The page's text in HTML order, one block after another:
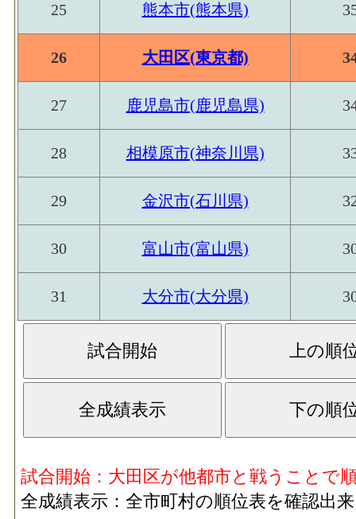
25 熊本市(熊本県)
26 大田区(東京都)
27 鹿児島市(鹿児島県)
28 相模原市(神奈川県)
29 金沢市(石川県)
30 富山市(富山県)
31 大分市(大分県)
試合開始：大田区が他都市と戦うことで
全成績表示：全市町村の順位表を確認出